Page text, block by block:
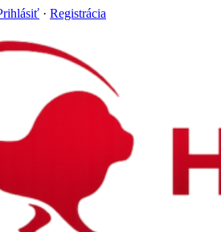
· Registrácia